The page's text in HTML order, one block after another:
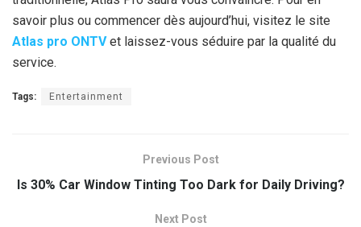
savoir plus ou commencer dès aujourd’hui, visitez le site
Atlas pro ONTVet laissez-vous séduire par la qualité du
service.
Tags: Entertainment
Previous Post
Is 30% Car Window Tinting Too Dark for Daily Driving?
Next Post